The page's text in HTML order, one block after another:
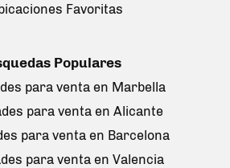
Favoritas
Populares
para venta en Marbella
para venta en Alicante
para venta en Barcelona
para venta en Valencia